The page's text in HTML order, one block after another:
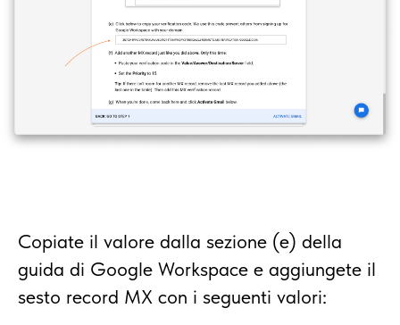
Copiate il valore dalla sezione (e) della
guida di Google Workspace e aggiungete il
sesto record MX con i seguenti valori: